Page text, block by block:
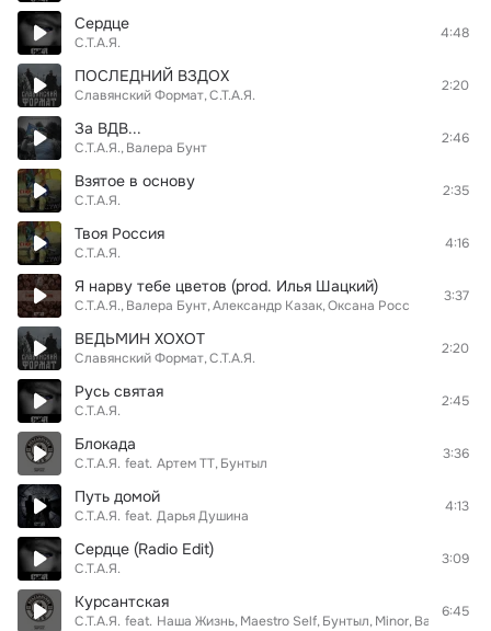
Сердце
С.Т.А.Я.
4:48
ПОСЛЕДНИЙ ВЗДОХ
Славянский Формат С.Т.А.Я.
2:20
За ВДВ...
С.Т.А.Я. Валера Бунт
2:46
Взятое в основу
С.Т.А.Я.
2:35
Твоя Россия
С.Т.А.Я.
4:16
Я нарву тебе цветов (prod. Илья Шацкий)
С.Т.А.Я. Валера Бунт Александр Казак Оксана Росс
3:37
ВЕДЬМИН ХОХОТ
Славянский Формат С.Т.А.Я.
2:20
Русь святая
С.Т.А.Я.
2:45
Блокада
С.Т.А.Я. feat. Артем ТТ Бунтыл
3:36
Путь домой
С.Т.А.Я. feat. Дарья Душина
4:13
Сердце (Radio Edit)
С.Т.А.Я.
3:09
Курсантская
С.Т.А.Я. feat. Наша Жизнь Maestro Self Бунтыл Minor Basmach
6:45